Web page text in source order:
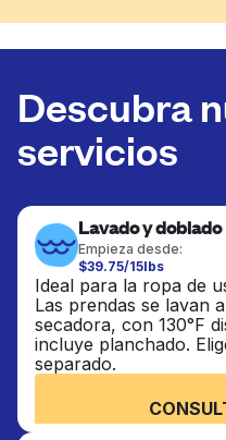
Descubra
servicios
Lavado y doblado
Empieza desde:
$39.75/15lbs
Ideal para la ropa de
Las prendas se lavan
secadora, con 130°F
incluye planchado.
separado.